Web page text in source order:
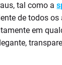
tal como a
de todos
em